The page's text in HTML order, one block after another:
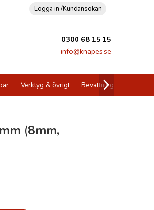
Logga in /Kundansökan
0300 68 15 15
info@knapes.se
Verktyg & övrigt Bevattning
(8mm,